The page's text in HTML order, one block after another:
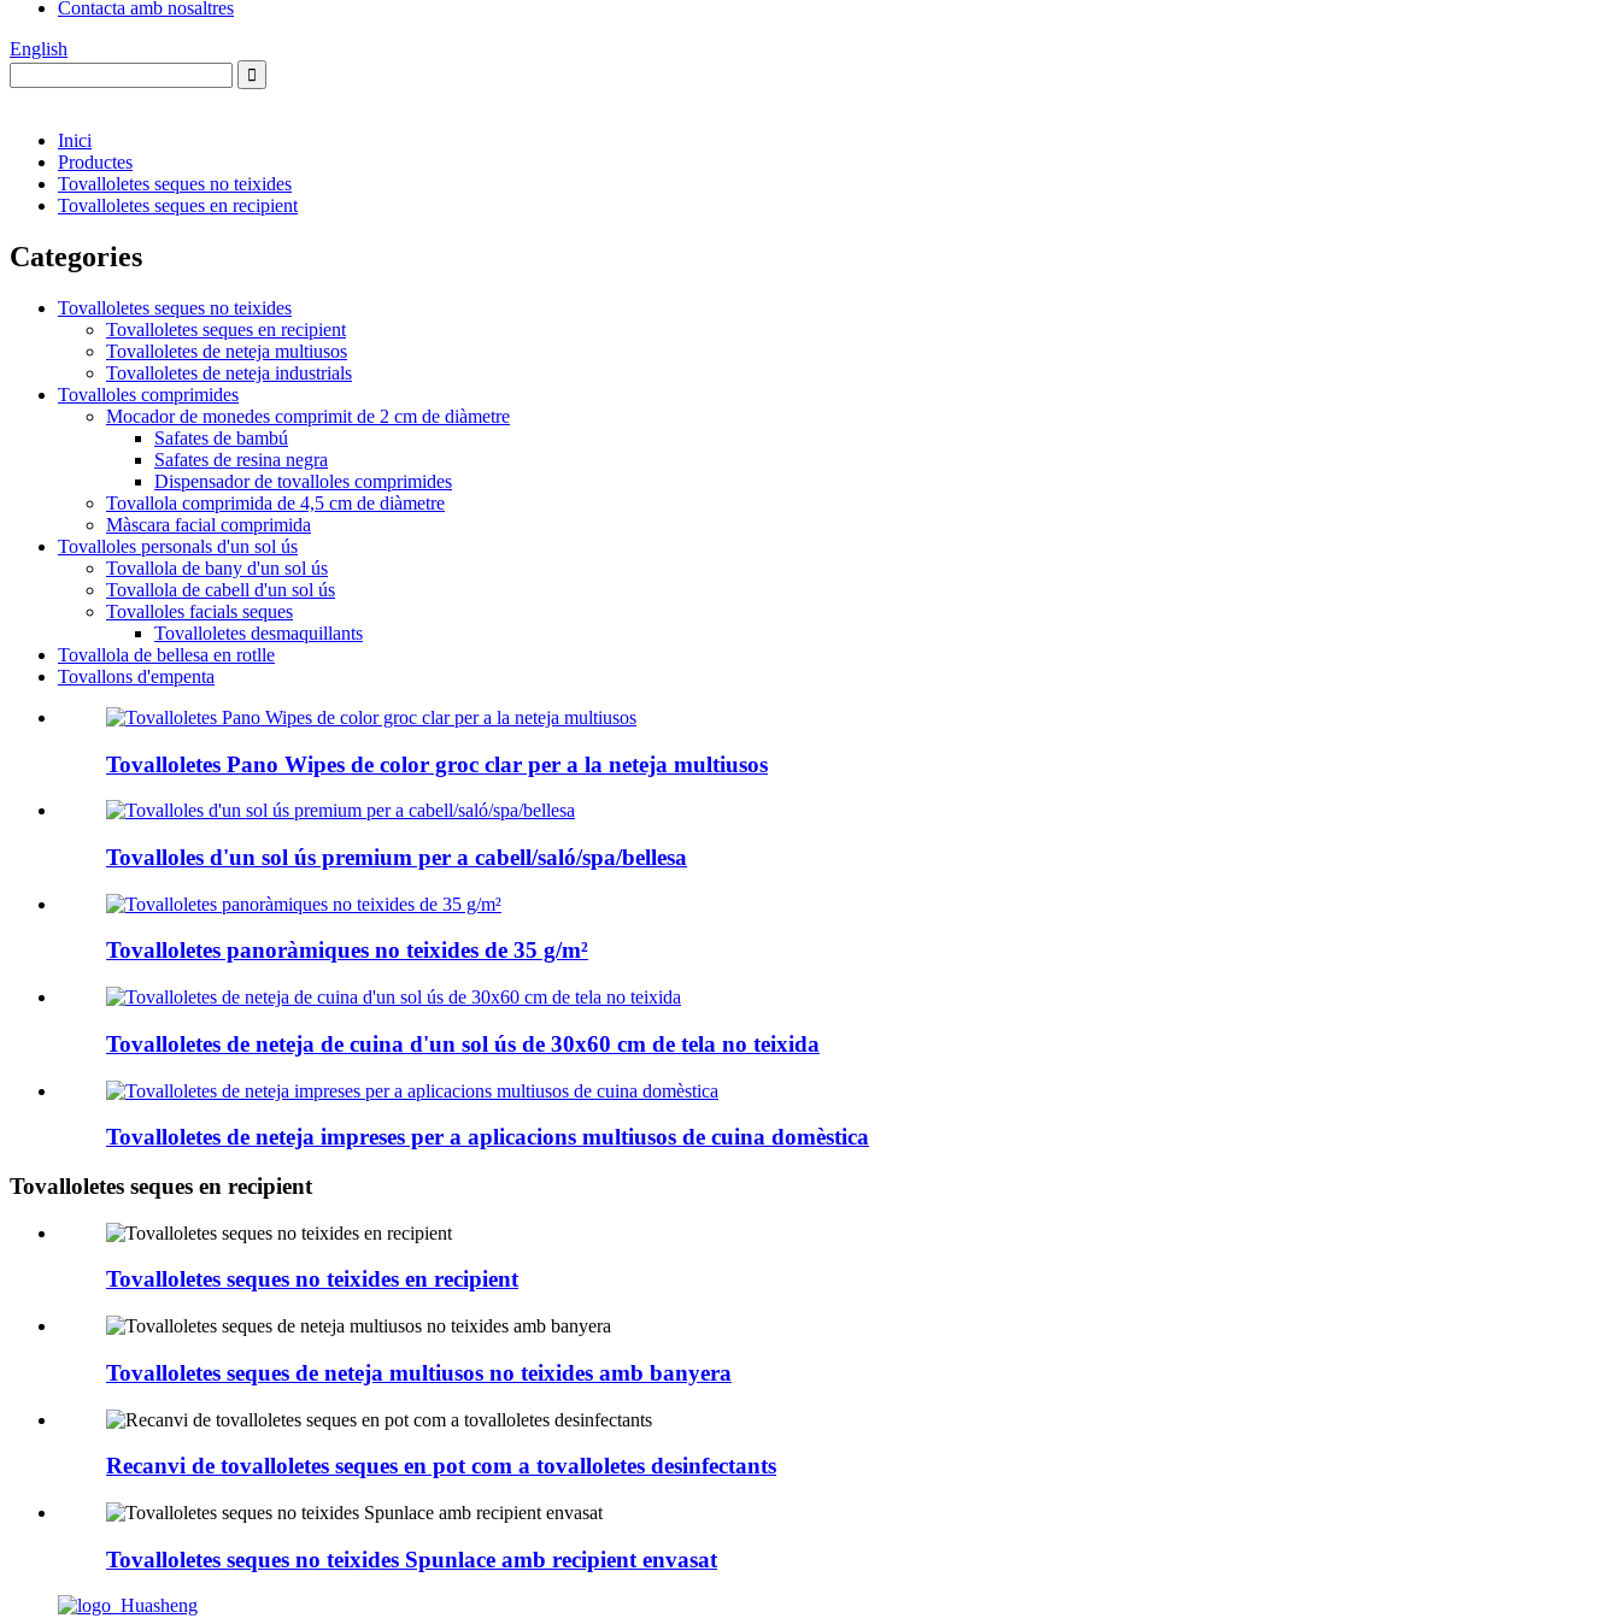
Contacta amb nosaltres
English
Inici
Productes
Tovalloletes seques no teixides
Tovalloletes seques en recipient
Categories
Tovalloletes seques no teixides
Tovalloletes seques en recipient
Tovalloletes de neteja multiusos
Tovalloletes de neteja industrials
Tovalloles comprimides
Mocador de monedes comprimit de 2 cm de diàmetre
Safates de bambú
Safates de resina negra
Dispensador de tovalloles comprimides
Tovallola comprimida de 4,5 cm de diàmetre
Màscara facial comprimida
Tovalloles personals d'un sol ús
Tovallola de bany d'un sol ús
Tovallola de cabell d'un sol ús
Tovalloles facials seques
Tovalloletes desmaquillants
Tovallola de bellesa en rotlle
Tovallons d'empenta
Tovalloletes Pano Wipes de color groc clar per a la neteja multiusos
Tovalloles d'un sol ús premium per a cabell/saló/spa/bellesa
Tovalloletes panoràmiques no teixides de 35 g/m²
Tovalloletes de neteja de cuina d'un sol ús de 30x60 cm de tela no teixida
Tovalloletes de neteja impreses per a aplicacions multiusos de cuina domèstica
Tovalloletes seques en recipient
Tovalloletes seques no teixides en recipient
Tovalloletes seques de neteja multiusos no teixides amb banyera
Recanvi de tovalloletes seques en pot com a tovalloletes desinfectants
Tovalloletes seques no teixides Spunlace amb recipient envasat